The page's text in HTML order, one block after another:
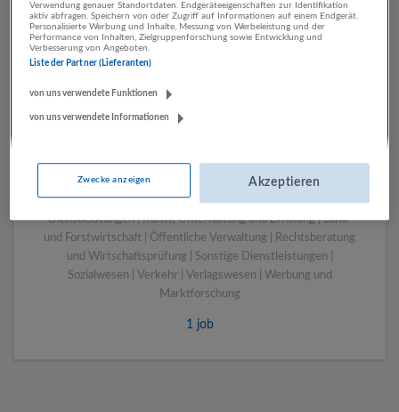
LUGSTEIN CONSULTING
Bau | Beherbergung und Gastronomie | Einzelhandel |
Energieversorgung | Finanz- und Versicherungsleistungen |
Gesundheitswesen | Herstellung von Waren | IT-
Dienstleistungen | Kunst, Unterhaltung und Erholung | Land-
und Forstwirtschaft | Öffentliche Verwaltung | Rechtsberatung
und Wirtschaftsprüfung | Sonstige Dienstleistungen |
Sozialwesen | Verkehr | Verlagswesen | Werbung und
Marktforschung
1 job
Verwendung genauer Standortdaten. Endgeräteeigenschaften zur Identifikation
aktiv abfragen. Speichern von oder Zugriff auf Informationen auf einem Endgerät.
Personalisierte Werbung und Inhalte, Messung von Werbeleistung und der
Performance von Inhalten, Zielgruppenforschung sowie Entwicklung und
Verbesserung von Angeboten.
Liste der Partner (Lieferanten)
von uns verwendete Funktionen
von uns verwendete Informationen
Zwecke anzeigen Akzeptieren